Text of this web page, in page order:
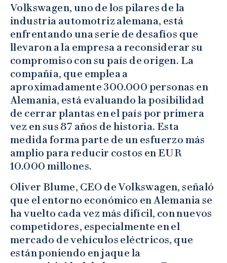
Volkswagen, uno de los pilares de la
industria automotriz alemana, está
enfrentando una serie de desafíos que
llevaron a la empresa a reconsiderar su
compromiso con su país de origen. La
compañía, que emplea a
aproximadamente 300.000 personas en
Alemania, está evaluando la posibilidad
de cerrar plantas en el país por primera
vez en sus 87 años de historia. Esta
medida forma parte de un esfuerzo más
amplio para reducir costos en EUR
10.000 millones.
Oliver Blume, CEO de Volkswagen, señaló
que el entorno económico en Alemania se
ha vuelto cada vez más difícil, con nuevos
competidores, especialmente en el
mercado de vehículos eléctricos, que
están poniendo en jaque la